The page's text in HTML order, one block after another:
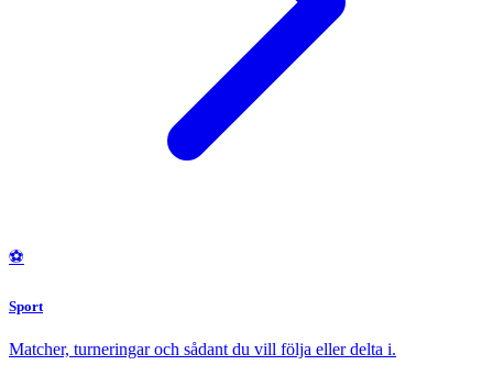
⚽
Sport
Matcher, turneringar och sådant du vill följa eller delta i.